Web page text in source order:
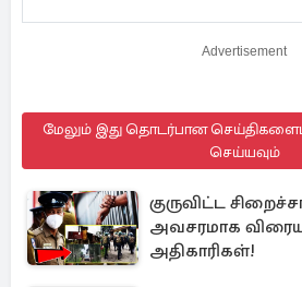
Advertisement
மேலும் இது தொடர்பான செய்திகளைப்
செய்யவும்
குருவிட்ட
அவசரமாக
அதிகாரிகள்!